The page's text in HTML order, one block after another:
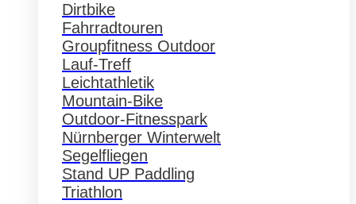
Dirtbike
Fahrradtouren
Groupfitness Outdoor
Lauf-Treff
Leichtathletik
Mountain-Bike
Outdoor-Fitnesspark
Nürnberger Winterwelt
Segelfliegen
Stand UP Paddling
Triathlon